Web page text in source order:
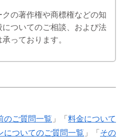
の著作権や商標権などの知
についてのご相談、および法
っております。
のご質問一覧 」「 料金について
についてのご質問一覧 」「 その